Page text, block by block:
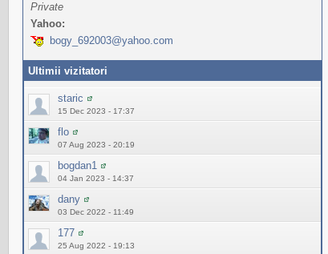
Private
Yahoo:
bogy_692003@yahoo.com
Ultimii vizitatori
staric
15 Dec 2023 - 17:37
flo
07 Aug 2023 - 20:19
bogdan1
04 Jan 2023 - 14:37
dany
03 Dec 2022 - 11:49
177
25 Aug 2022 - 19:13